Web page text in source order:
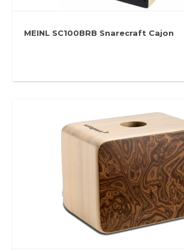
MEINL SC100BRB Snarecraft Cajon